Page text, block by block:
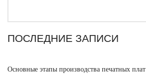
ПОСЛЕДНИЕ ЗАПИСИ
Основные этапы производства печатных плат